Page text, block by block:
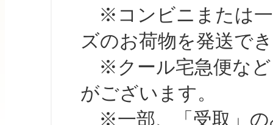
※コンビニまたは一
ズのお荷物を発送で
※クール宅急便など
がございます。
※一部、「受取」の